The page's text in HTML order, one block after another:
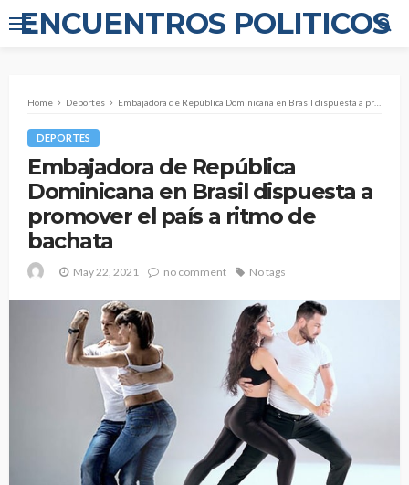
ENCUENTROS POLITICOS
Home Deportes Embajadora de República Dominicana en Brasil dispuesta a promover el país a ritmo de bachata
DEPORTES
Embajadora de República
Dominicana en Brasil dispuesta a
promover el país a ritmo de
bachata
May 22, 2021 no comment No tags